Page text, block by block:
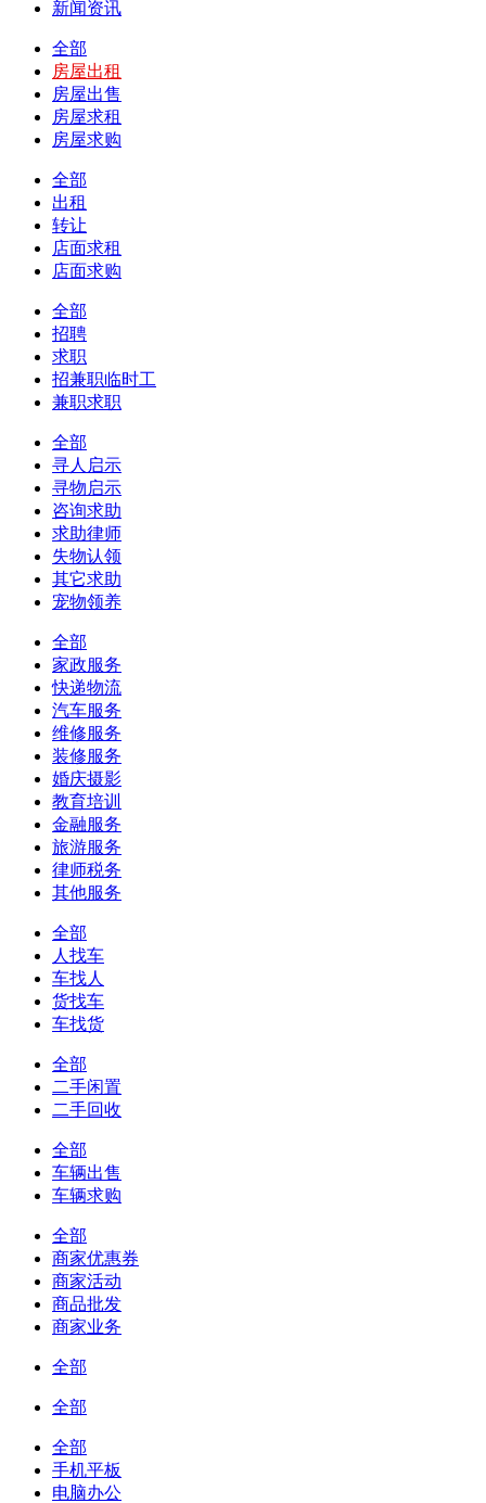
新闻资讯
全部
房屋出租
房屋出售
房屋求租
房屋求购
全部
出租
转让
店面求租
店面求购
全部
招聘
求职
招兼职临时工
兼职求职
全部
寻人启示
寻物启示
咨询求助
求助律师
失物认领
其它求助
宠物领养
全部
家政服务
快递物流
汽车服务
维修服务
装修服务
婚庆摄影
教育培训
金融服务
旅游服务
律师税务
其他服务
全部
人找车
车找人
货找车
车找货
全部
二手闲置
二手回收
全部
车辆出售
车辆求购
全部
商家优惠券
商家活动
商品批发
商家业务
全部
全部
全部
手机平板
电脑办公